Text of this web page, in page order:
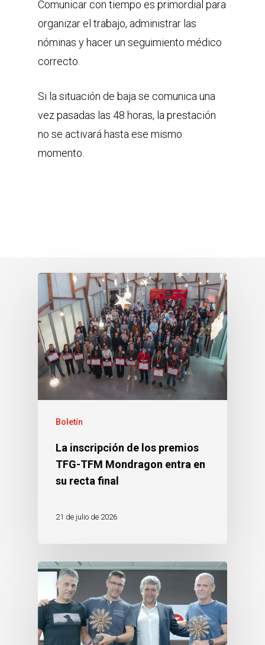
Comunicar con tiempo es primordial para
organizar el trabajo, administrar las
nóminas y hacer un seguimiento médico
correcto.
Si la situación de baja se comunica una
vez pasadas las 48 horas, la prestación
no se activará hasta ese mismo
momento.
Boletín
La inscripción de los premios
TFG-TFM Mondragon entra en
su recta final
21 de julio de 2026